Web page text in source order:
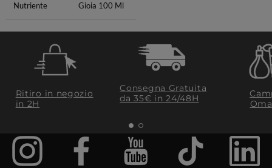
Nutriente
Gioia 100 Ml
Ritiro in negozio
in 2H
Consegna Gratuita
da 35€​ in 24/48H